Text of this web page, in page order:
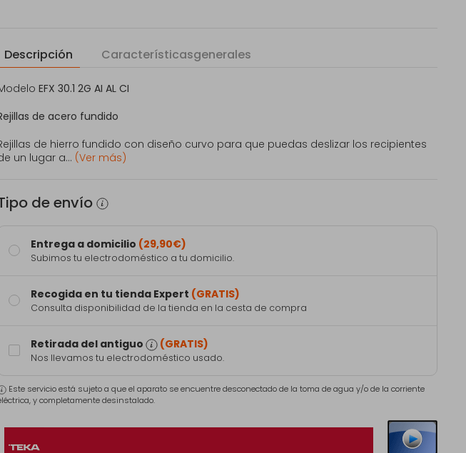
Descripción Característicasgenerales
EFX 30.1 2G AI AL CI
de acero fundido
de hierro fundido con diseño curvo para que puedas deslizar los recipientes
un lugar a... (Ver más)
de envío
Entrega a domicilio (29,90€)
Subimos tu electrodoméstico a tu domicilio.
Recogida en tu tienda Expert (GRATIS)
Consulta disponibilidad de la tienda en la cesta de compra
Retirada del antiguo (GRATIS)
Nos llevamos tu electrodoméstico usado.
Este servicio está sujeto a que el aparato se encuentre desconectado de la toma de agua y/o de la corriente
y completamente desinstalado.